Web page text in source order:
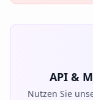
API &
Nutzen Sie